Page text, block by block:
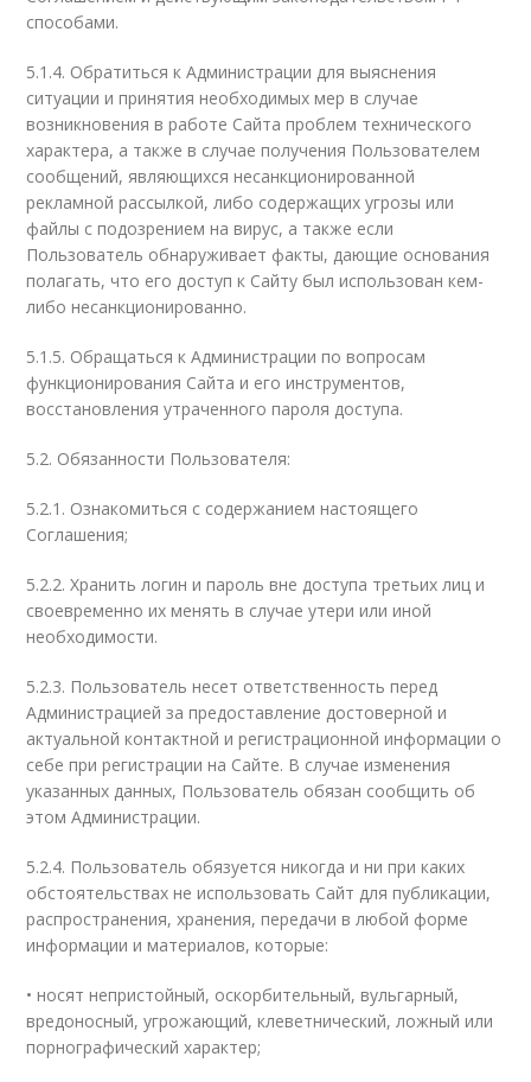
способами.
5.1.4. Обратиться к Администрации для выяснения
ситуации и принятия необходимых мер в случае
возникновения в работе Сайта проблем технического
характера, а также в случае получения Пользователем
сообщений, являющихся несанкционированной
рекламной рассылкой, либо содержащих угрозы или
файлы с подозрением на вирус, а также если
Пользователь обнаруживает факты, дающие основания
полагать, что его доступ к Сайту был использован кем-
либо несанкционированно.
5.1.5. Обращаться к Администрации по вопросам
функционирования Сайта и его инструментов,
восстановления утраченного пароля доступа.
5.2. Обязанности Пользователя:
5.2.1. Ознакомиться с содержанием настоящего
Соглашения;
5.2.2. Хранить логин и пароль вне доступа третьих лиц и
своевременно их менять в случае утери или иной
необходимости.
5.2.3. Пользователь несет ответственность перед
Администрацией за предоставление достоверной и
актуальной контактной и регистрационной информации о
себе при регистрации на Сайте. В случае изменения
указанных данных, Пользователь обязан сообщить об
этом Администрации.
5.2.4. Пользователь обязуется никогда и ни при каких
обстоятельствах не использовать Сайт для публикации,
распространения, хранения, передачи в любой форме
информации и материалов, которые:
• носят непристойный, оскорбительный, вульгарный,
вредоносный, угрожающий, клеветнический, ложный или
порнографический характер;